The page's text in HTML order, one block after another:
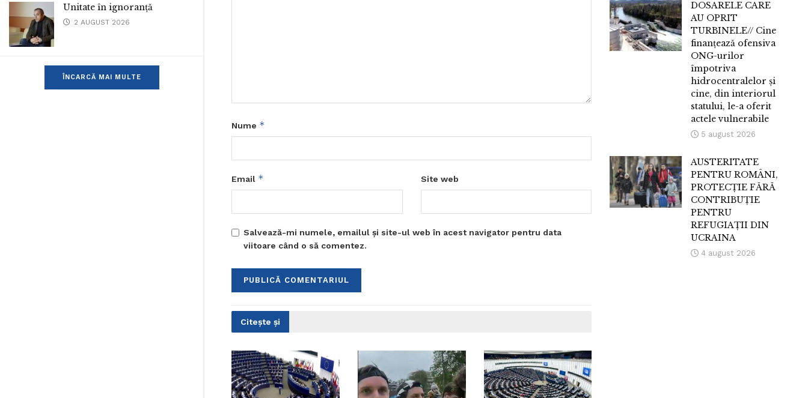
Unitate în ignoranță
2 AUGUST 2026
ÎNCARCĂ MAI MULTE
Nume *
Email * Site web
Salvează-mi numele, emailul și site-ul web în acest navigator pentru data
viitoare când o să comentez.
Citește și
DOSARELE CARE
AU OPRIT
TURBINELE// Cine
finanțează ofensiva
ONG-urilor
împotriva
hidrocentralelor și
cine, din interiorul
statului, le-a oferit
actele vulnerabile
5 august 2026
AUSTERITATE
PENTRU ROMÂNI,
PROTECȚIE FĂRĂ
CONTRIBUȚIE
PENTRU
REFUGIAȚII DIN
UCRAINA
4 august 2026